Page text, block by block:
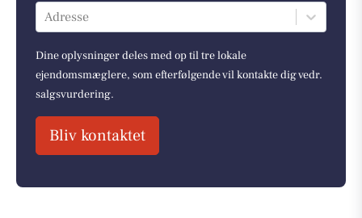
Adresse
Dine oplysninger deles med op til tre lokale
ejendomsmæglere, som efterfølgende vil kontakte dig vedr.
salgsvurdering.
Bliv kontaktet